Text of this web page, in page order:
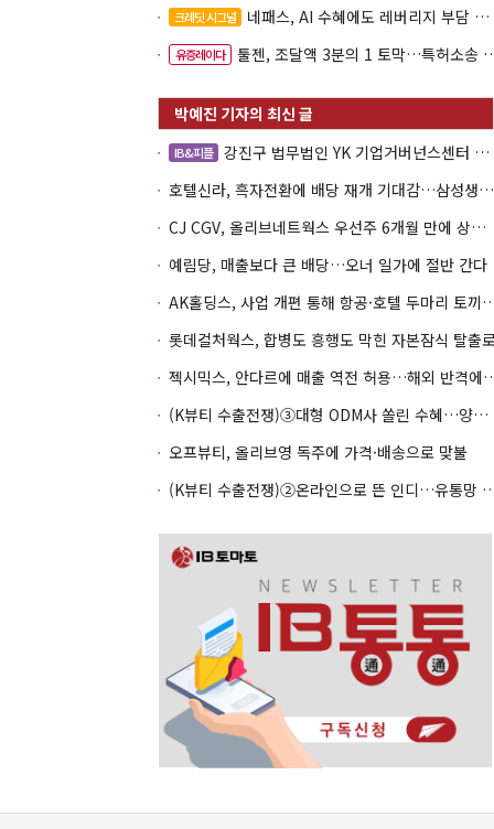
크레딧 시그널 네패스, AI 수혜에도 레버리지 부담 여전
유증레이다 툴젠, 조달액 3분의 1 토막…특허소송 비용부터 챙긴다
IB&피플
강진구 법무법인 YK 기업거버넌스센터 센터장
호텔신라, 흑자전환에 배당 재개 기대감…삼성생명도 웃을까
CJ CGV, 올리브네트웍스 우선주 6개월 만에 상환…왜?
예림당, 매출보다 큰 배당…오너 일가에 절반 간다
AK홀딩스, 사업 개편 통해
롯데컬처웍스, 합병도 흥행도 막힌 자본잠식 탈출
젝시믹스, 안다르에 매
(K뷰티 수출전쟁)③대형 ODM사 쏠린 수혜…양극화 심화 우려
오프뷰티, 올리브영 독주에 가격·배송으로 맞불
(K뷰티 수출전쟁)②온라인으로